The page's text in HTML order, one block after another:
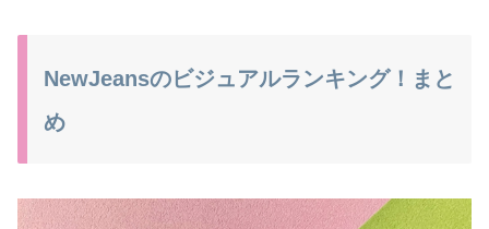
NewJeansのビジュアルランキング！まと
め